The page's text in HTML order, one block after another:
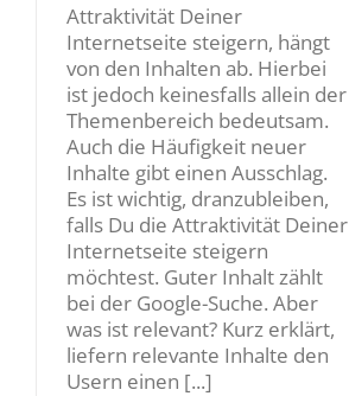
Attraktivität Deiner
Internetseite steigern, hängt
von den Inhalten ab. Hierbei
ist jedoch keinesfalls allein der
Themenbereich bedeutsam.
Auch die Häufigkeit neuer
Inhalte gibt einen Ausschlag.
Es ist wichtig, dranzubleiben,
falls Du die Attraktivität Deiner
Internetseite steigern
möchtest. Guter Inhalt zählt
bei der Google-Suche. Aber
was ist relevant? Kurz erklärt,
liefern relevante Inhalte den
Usern einen [...]